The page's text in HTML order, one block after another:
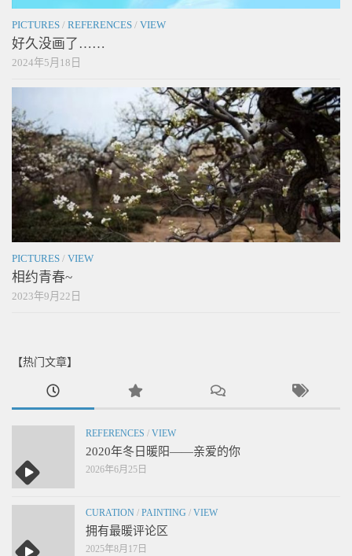
PICTURES / REFERENCES / VIEW
好久没画了……
2024年5月18日
PICTURES / VIEW
相约青春~
2023年9月22日
【热门文章】
REFERENCES / VIEW
2020年冬日暖阳——亲爱的你
2026年6月25日
CURATION / PAINTING / VIEW
拥有最暖评论区
2025年8月17日